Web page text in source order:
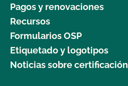
Pagos y renovaciones
Recursos
Formularios OSP
Etiquetado y logotipos
Noticias sobre certificación